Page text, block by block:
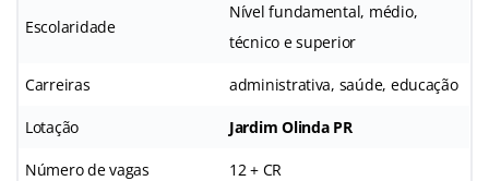
Escolaridade
Nível fundamental, médio,
técnico e superior
Carreiras administrativa, saúde, educação
Lotação Jardim Olinda PR
Número de vagas 12 + CR